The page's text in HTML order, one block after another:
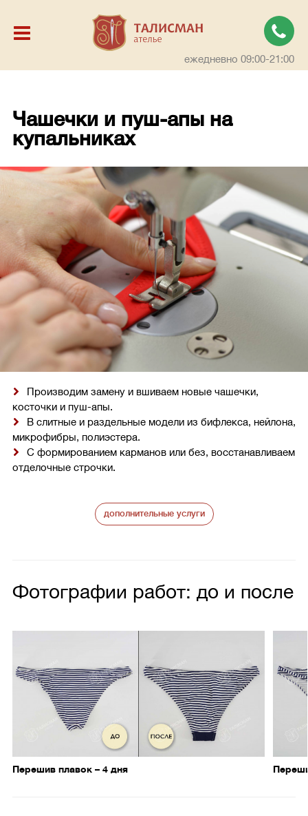
ежедневно 09:00-21:00
Чашечки и пуш-апы на
купальниках
Производим замену и вшиваем новые чашечки,
косточки и пуш-апы.
В слитные и раздельные модели из бифлекса, нейлона,
микрофибры, полиэстера.
С формированием карманов или без, восстанавливаем
отделочные строчки.
дополнительные услуги
Фотографии работ: до и после
Перешив плавок – 4 дня